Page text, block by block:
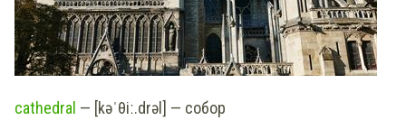
cathedral — [kəˈθiː.drəl] — собор